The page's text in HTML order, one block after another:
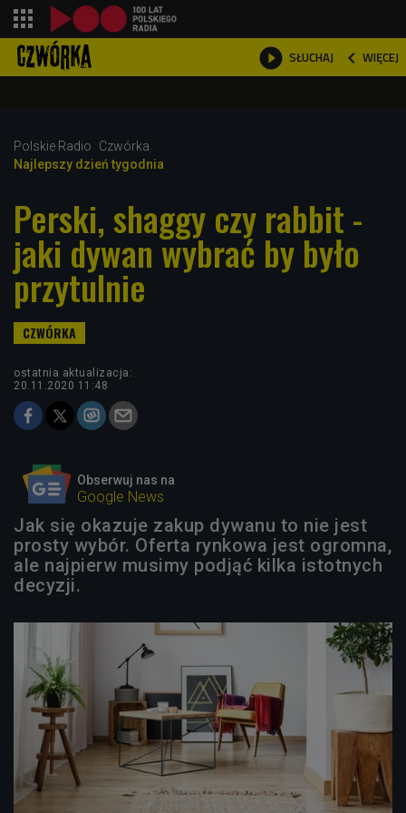
 SŁUCHAJ  WIĘCEJ

Polskie Radio
Czwórka
Najlepszy dzień tygodnia
Perski, shaggy czy rabbit -
jaki dywan wybrać by było
przytulnie
ostatnia aktualizacja:
20.11.2020 11:48
Obserwuj nas na
Google News
Jak się okazuje zakup dywanu to nie jest
prosty wybór. Oferta rynkowa jest ogromna,
ale najpierw musimy podjąć kilka istotnych
decyzji.